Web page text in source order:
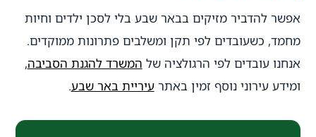
אפשר להדביר מזיקים בבאר שבע בלי לסכן ילדים וחיות
מחמד, כשעובדים לפי תקן ומשלבים פתרונות ממוקדים.
אנחנו עובדים לפי הרגולציה של המשרד להגנת הסביבה,
ומידע עירוני נוסף זמין באתרעיריית באר שבע.